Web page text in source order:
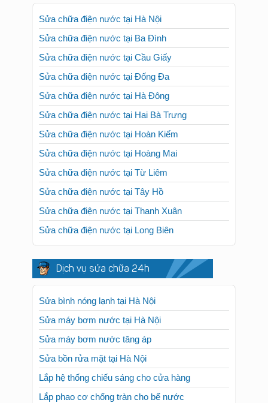
Sửa chữa điện nước tại Hà Nội
Sửa chữa điện nước tại Ba Đình
Sửa chữa điện nước tại Cầu Giấy
Sửa chữa điện nước tại Đống Đa
Sửa chữa điện nước tại Hà Đông
Sửa chữa điện nước tại Hai Bà Trưng
Sửa chữa điện nước tại Hoàn Kiếm
Sửa chữa điện nước tại Hoàng Mai
Sửa chữa điện nước tại Từ Liêm
Sửa chữa điện nước tại Tây Hồ
Sửa chữa điện nước tại Thanh Xuân
Sửa chữa điện nước tại Long Biên
Dịch vụ sửa chữa 24h
Sửa bình nóng lạnh tại Hà Nội
Sửa máy bơm nước tại Hà Nội
Sửa máy bơm nước tăng áp
Sửa bồn rửa mặt tại Hà Nội
Lắp hệ thống chiếu sáng cho cửa hàng
Lắp phao cơ chống tràn cho bể nước